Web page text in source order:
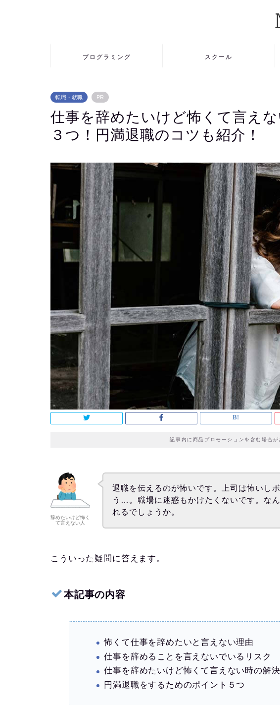
プログラミング スクール
転職・就職 PR
仕事を辞めたいけど怖くて言え
３つ！円満退職のコツも紹介！
記事内に商品プロモーションを含む場合が
辞めたいけど怖く
て言えない人
退職を伝えるのが怖いです。上司は怖いし
う…。職場に迷惑もかけたくないです。な
れるでしょうか。
こういった疑問に答えます。
本記事の内容
怖くて仕事を辞めたいと言えない理由
仕事を辞めることを言えないでいるリスク
仕事を辞めたいけど怖くて言えない時の解
円満退職をするためのポイント５つ